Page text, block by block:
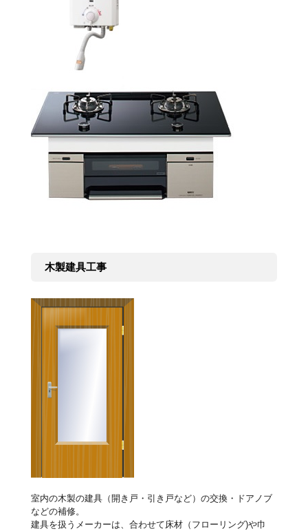
木製建具工事
室内の木製の建具（開き戸・引き戸など）の交換・ドアノブ
などの補修。
建具を扱うメーカーは、合わせて床材（フローリング)や巾